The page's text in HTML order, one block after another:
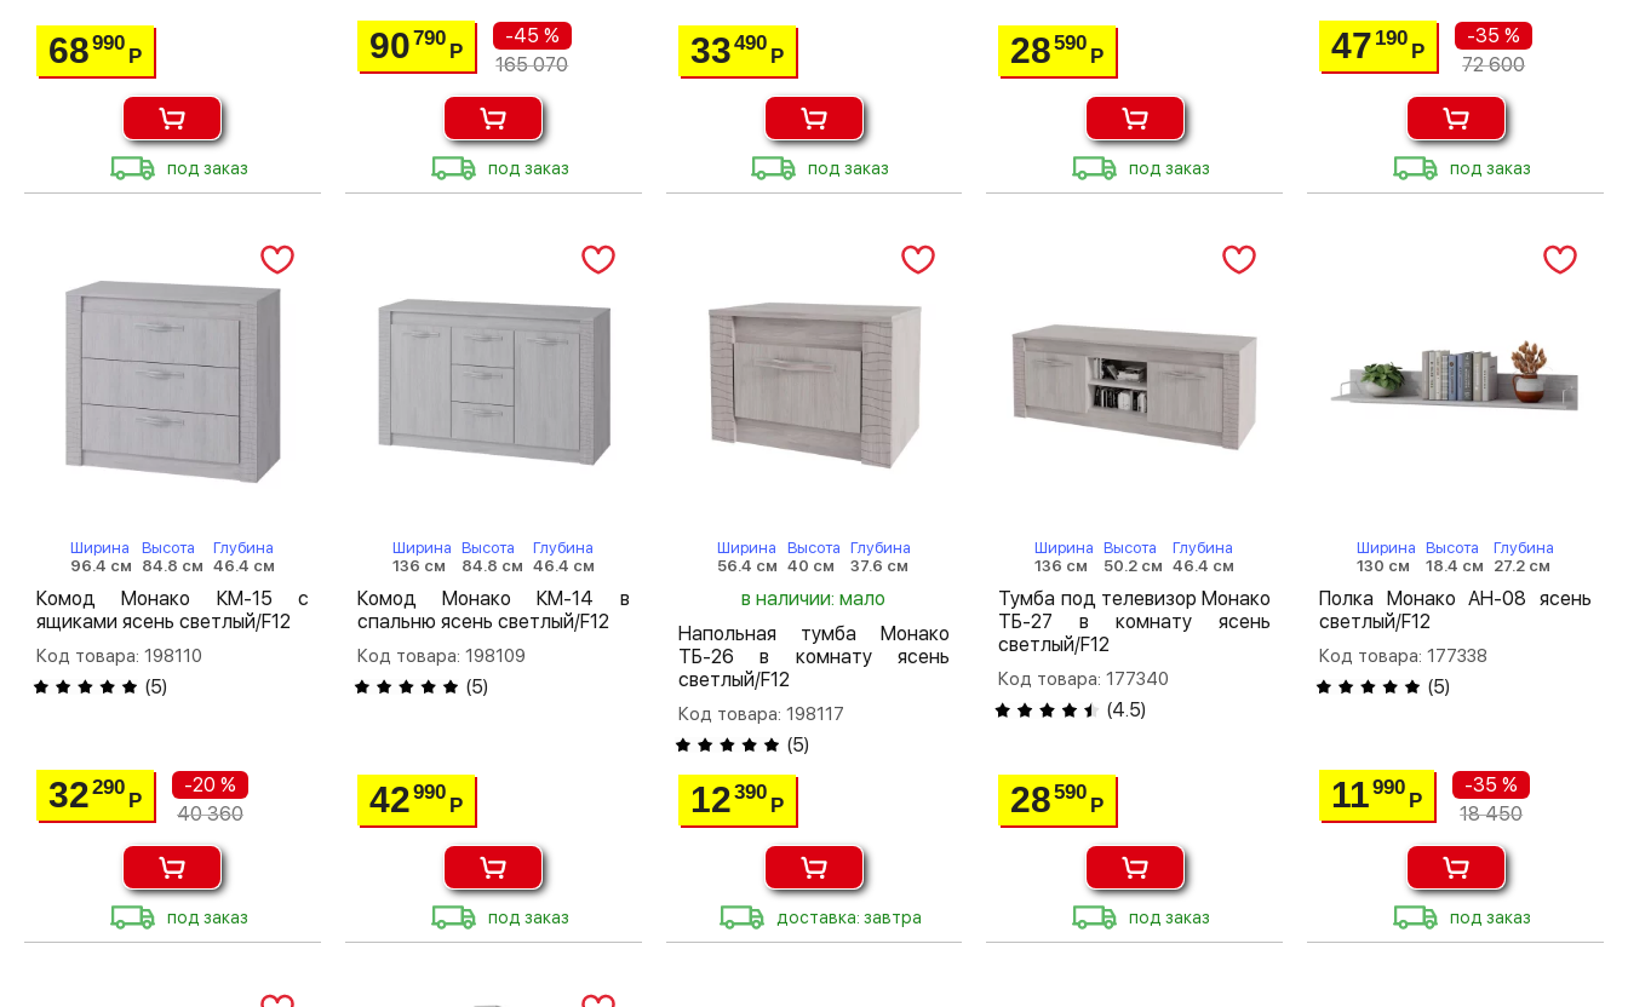
68990
Р
под заказ
90790
Р
-45 %
165 070
под заказ
33490
Р
под заказ
28590
Р
под заказ
47 190
Р
-35 %
72 600
под заказ
Ширина
96.4 см
Высота
84.8 см
Глубина
46.4 см
Комод Монако КМ-15 с
ящиками ясень светлый/F12
Код товара: 198110
(5)
32290
Р
-20 %
40 360
под заказ
Ширина
136 см
Высота
84.8 см
Глубина
46.4 см
Комод Монако КМ-14 в
спальню ясень светлый/F12
Код товара: 198109
(5)
42990
Р
под заказ
Ширина
56.4 см
Высота
40 см
Глубина
37.6 см
в наличии: мало
Напольная тумба Монако
ТБ-26 в комнату ясень
светлый/F12
Код товара: 198117
(5)
12390
Р
доставка: завтра
Ширина
136 см
Высота
50.2 см
Глубина
46.4 см
Тумба под телевизор Монако
ТБ-27 в комнату ясень
светлый/F12
Код товара: 177340
(4.5)
28590
Р
под заказ
Ширина
130 см
Высота
18.4 см
Глубина
27.2 см
Полка Монако АН-08 ясень
светлый/F12
Код товара: 177338
(5)
11990
Р
-35 %
18 450
под заказ